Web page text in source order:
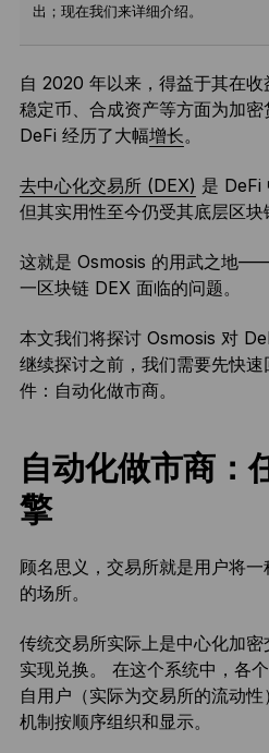
出；现在我们来详细介绍。
自 2020 年以来，得益于其在收
稳定币、合成资产等方面为加密
DeFi 经历了大幅增长。
去中心化交易所 (DEX) 是 DeFi
但其实用性至今仍受其底层区块
这就是 Osmosis 的用武之地
一区块链 DEX 面临的问题。
本文我们将探讨 Osmosis 对
继续探讨之前，我们需要先快
件：自动化做市商。
自动化做市商：
擎
顾名思义，交易所就是用户将
的场所。
传统交易所实际上是中心化加密
实现兑换。 在这个系统中，各
自用户（实际为交易所的流动
机制按顺序组织和显示。